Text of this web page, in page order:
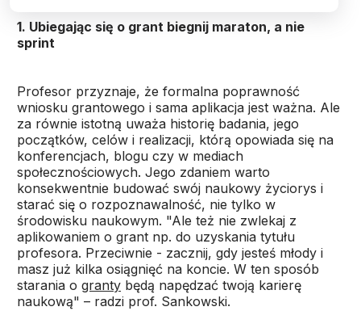
1. Ubiegając się o grant biegnij maraton, a nie
sprint
Profesor przyznaje, że formalna poprawność
wniosku grantowego i sama aplikacja jest ważna. Ale
za równie istotną uważa historię badania, jego
początków, celów i realizacji, którą opowiada się na
konferencjach, blogu czy w mediach
społecznościowych. Jego zdaniem warto
konsekwentnie budować swój naukowy życiorys i
starać się o rozpoznawalność, nie tylko w
środowisku naukowym. "Ale też nie zwlekaj z
aplikowaniem o grant np. do uzyskania tytułu
profesora. Przeciwnie - zacznij, gdy jesteś młody i
masz już kilka osiągnięć na koncie. W ten sposób
starania o granty będą napędzać twoją karierę
naukową" – radzi prof. Sankowski.